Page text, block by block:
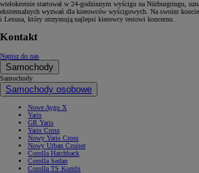
wielokrotnie startował w 24-godzinnym wyścigu na Nürburgringu,
ekstremalnych wyzwań dla kierowców wyścigowych. Na swoim
i Lexusa, który otrzymują najlepsi kierowcy testowi koncernu.
Kontakt
Napisz do nas
Samochody
Samochody
Samochody osobowe
Nowe Aygo X
Yaris
GR Yaris
Yaris Cross
Nowy Yaris Cross
Nowy Urban Cruiser
Corolla Hatchback
Corolla Sedan
Corolla TS Kombi